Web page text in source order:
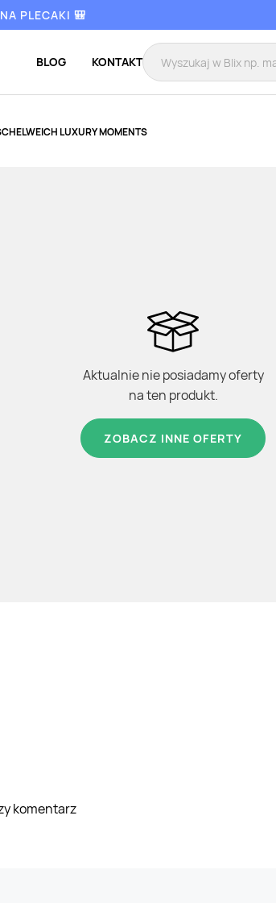
PLECAKI 🎒
BLOG KONTAKT
LUXURY MOMENTS
Aktualnie nie posiadamy oferty
na ten produkt.
ZOBACZ INNE OFERTY
komentarz